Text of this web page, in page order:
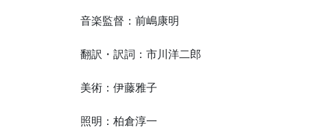
音楽監督：前嶋康明
翻訳・訳詞：市川洋二郎
美術：伊藤雅子
照明：柏倉淳一